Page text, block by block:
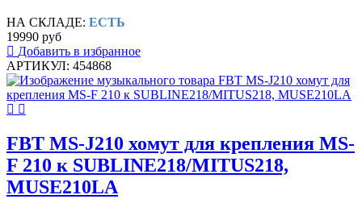
НА СКЛАДЕ: ЕСТЬ
19990 руб
Добавить в избранное
АРТИКУЛ: 454868
FBT MS-J210 хомут для крепления MS-
F 210 к SUBLINE218/MITUS218,
MUSE210LA